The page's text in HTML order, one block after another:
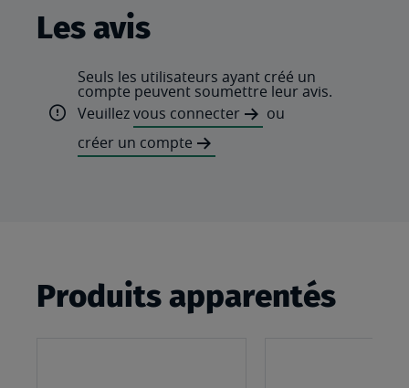
Les avis
Seuls les utilisateurs ayant créé un
compte peuvent soumettre leur avis.
Veuillezvous connecter
ou
créer un compte
Produits apparentés